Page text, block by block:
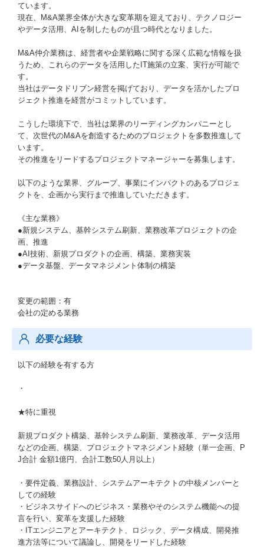
ています。
現在、M&A業界全体が大きな変革期を迎えており、テクノロジー
やデータ活用、AIを制したものが且つ時代となりました。
M&A仲介業務は、経営者や企業戦略に関する深く広範な情報を扱
うため、これらのデータを活用したIT施策の立案、実行が可能で
す。
当社はデータドリブン経営を掲げており、データを活かしたプロ
ジェクト推進を経営がコミットしています。
こうした環境下で、当社は業界のリーディングカンパニーとし
て、次世代のM&Aを創造するためのプロジェクトを多数推進して
います。
その推進をリードするプロジェクトマネージャーを募集します。
以下のような業界、グループ、事業にインパクトのあるプロジェ
クトを、企画から実行まで推進していただきます。
《主な業務》
●新規システム、基幹システム刷新、業務改革プロジェクトの企
画、推進
●AI技術、新規プロダクトの企画、構築、業務実装
●データ基盤、データマネジメント体制の構築
変更の範囲：有
会社の定める業務
必要な経験
以下の経験を有する方
・
★特に重視
新規プロダクト構築、基幹システム刷新、業務改革、データ活用
などの企画、構築、プロジェクトマネジメント経験（単一企画、P
J合計 金額1億円、合計工数50人月以上）
・要件定義、業務設計、システムアーキテクトの中核メンバーと
しての経験
・ビジネスサイドへのビジネス・業務やそのシステム機能への提
言を行い、変革を支援した経験
・ITエンジニアとアーキテクト、ロジック、データ構成、開発推
進方法等について議論し、開発をリードした経験